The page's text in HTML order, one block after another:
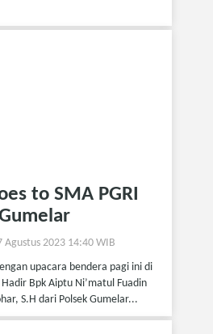
to SMA PGRI
Agustus 2023 14:40 WIB
upacara bendera pagi ini di
Bpk Aiptu Ni’matul Fuadin
S.H dari Polsek Gumelar...